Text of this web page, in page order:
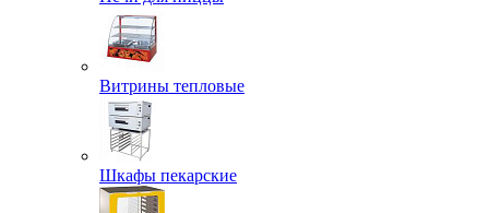
Витрины тепловые
Шкафы пекарские